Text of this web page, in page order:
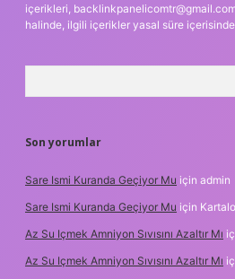
içerikleri,
halinde, ilgili içerikler yasal süre içerisinde
Son yorumlar
Sare Ismi Kuranda Geçiyor Mu için admin
Sare Ismi Kuranda Geçiyor Mu için
Az Su Içmek Amniyon Sıvısını Azaltır Mı
Az Su Içmek Amniyon Sıvısını Azaltır Mı